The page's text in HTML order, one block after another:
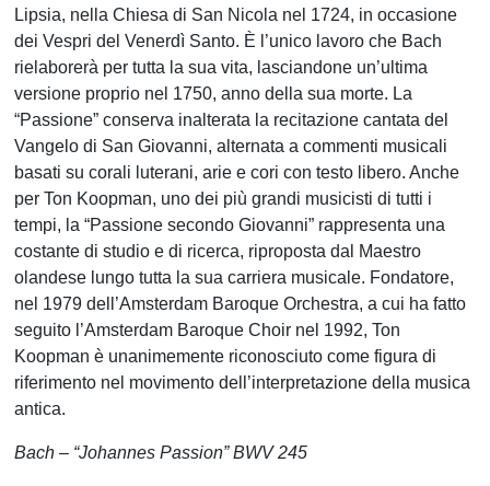
Lipsia, nella Chiesa di San Nicola nel 1724, in occasione
dei Vespri del Venerdì Santo. È l’unico lavoro che Bach
rielaborerà per tutta la sua vita, lasciandone un’ultima
versione proprio nel 1750, anno della sua morte. La
“Passione” conserva inalterata la recitazione cantata del
Vangelo di San Giovanni, alternata a commenti musicali
basati su corali luterani, arie e cori con testo libero. Anche
per Ton Koopman, uno dei più grandi musicisti di tutti i
tempi, la “Passione secondo Giovanni” rappresenta una
costante di studio e di ricerca, riproposta dal Maestro
olandese lungo tutta la sua carriera musicale. Fondatore,
nel 1979 dell’Amsterdam Baroque Orchestra, a cui ha fatto
seguito l’Amsterdam Baroque Choir nel 1992, Ton
Koopman è unanimemente riconosciuto come figura di
riferimento nel movimento dell’interpretazione della musica
antica.
Bach – “Johannes Passion” BWV 245